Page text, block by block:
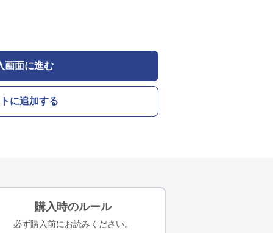
画面に進む
に追加する
購入時のルール
必ず購入前にお読みください。